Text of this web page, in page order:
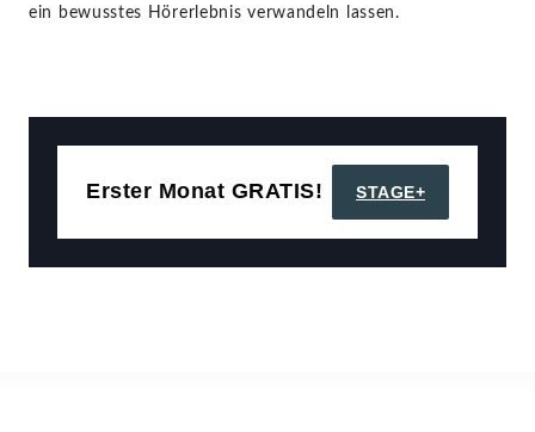
ein bewusstes Hörerlebnis verwandeln lassen.
Erster Monat GRATIS! STAGE+